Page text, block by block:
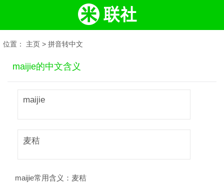
位置： 主页 > 拼音转中文
maijie的中文含义
maijie
麦秸
maijie常用含义： 麦秸